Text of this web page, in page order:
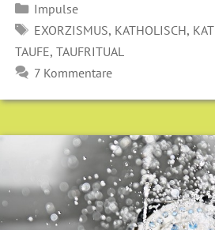
Kategorien
Impulse
SCHLAGWÖRTER
EXORZISMUS, KATHOLISCH,
TAUFE,TAUFRITUAL
7 Kommentare